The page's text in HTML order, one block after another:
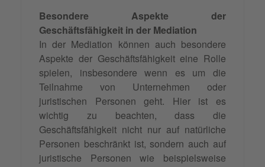
Besondere Aspekte der
Geschäftsfähigkeit in der Mediation
In der Mediation können auch besondere
Aspekte der Geschäftsfähigkeit eine Rolle
spielen, insbesondere wenn es um die
Teilnahme von Unternehmen oder
juristischen Personen geht. Hier ist es
wichtig zu beachten, dass die
Geschäftsfähigkeit nicht nur auf natürliche
Personen beschränkt ist, sondern auch auf
juristische Personen wie beispielsweise